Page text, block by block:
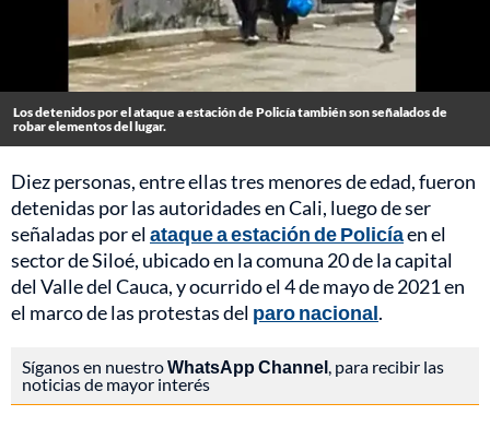
Los detenidos por el ataque a estación de Policía también son señalados de
robar elementos del lugar.
Diez personas, entre ellas tres menores de edad, fueron
detenidas por las autoridades en Cali, luego de ser
señaladas por elataque a estación de Policíaen el
sector de Siloé, ubicado en la comuna 20 de la capital
del Valle del Cauca, y ocurrido el 4 de mayo de 2021 en
el marco de las protestas del paro nacional.
Síganos en nuestroWhatsApp Channel, para recibir las
noticias de mayor interés